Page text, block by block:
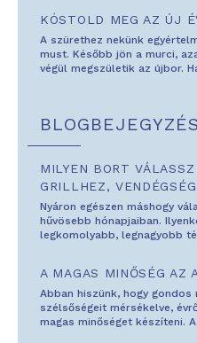
KÓSTOLD MEG AZ ÚJ
A szürethez nekünk
must. Később jön a murci,
végül megszületik az újbor.
MILYEN BORT
GRILLHEZ,
Nyáron egészen máshogy
hűvösebb hónapjaiban.
legkomolyabb, legnagyobb
A MAGAS MINŐSÉG AZ
Abban hiszünk, hogy gondos
szélsőségeit mérsékelve,
magas minőséget készíteni.